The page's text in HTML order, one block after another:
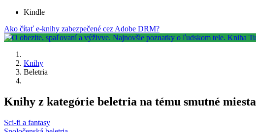
Kindle
Ako čítať e-knihy zabezpečené cez Adobe DRM?
Knihy
Beletria
Knihy z kategórie beletria na tému smutné miesta
Sci-fi a fantasy